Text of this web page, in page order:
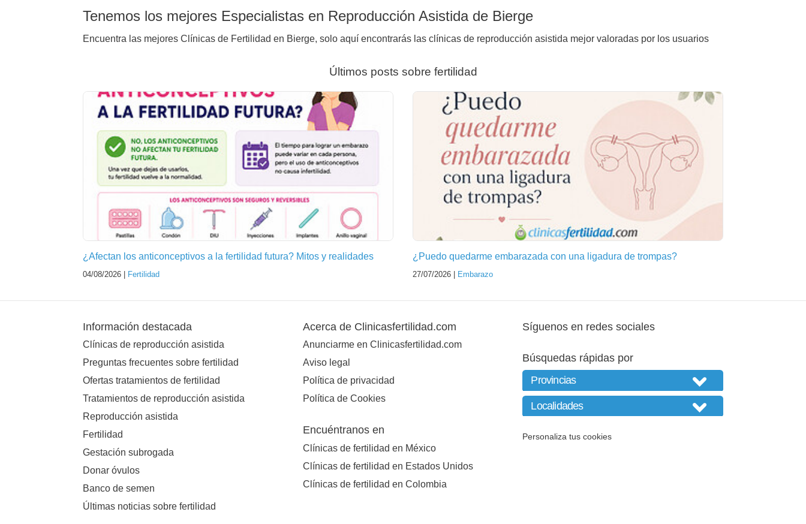
Tenemos los mejores Especialistas en Reproducción Asistida de Bierge
Encuentra las mejores Clínicas de Fertilidad en Bierge, solo aquí encontrarás las clínicas de reproducción asistida mejor valoradas por los usuarios
Últimos posts sobre fertilidad
¿Afectan los anticonceptivos a la fertilidad futura? Mitos y realidades
04/08/2026 | Fertilidad
¿Puedo quedarme embarazada con una ligadura de trompas?
27/07/2026 | Embarazo
Información destacada
Clínicas de reproducción asistida
Preguntas frecuentes sobre fertilidad
Ofertas tratamientos de fertilidad
Tratamientos de reproducción asistida
Reproducción asistida
Fertilidad
Gestación subrogada
Donar óvulos
Banco de semen
Últimas noticias sobre fertilidad
Acerca de Clinicasfertilidad.com
Anunciarme en Clinicasfertilidad.com
Aviso legal
Política de privacidad
Política de Cookies
Encuéntranos en
Clínicas de fertilidad en México
Clínicas de fertilidad en Estados Unidos
Clínicas de fertilidad en Colombia
Síguenos en redes sociales
Búsquedas rápidas por
Personaliza tus cookies